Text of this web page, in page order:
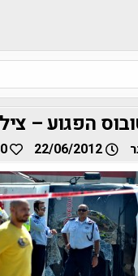
הפגוע –
22/06/2012
0